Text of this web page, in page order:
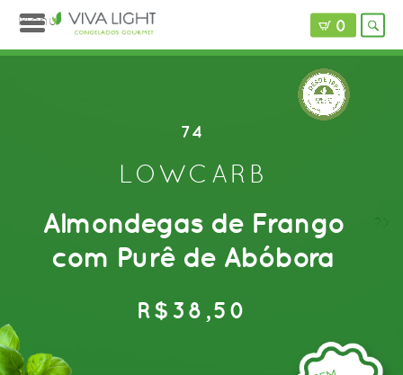
Menu 0
74
LOWCARB
Almondegas de Frango
com Purê de Abóbora
R$38,50
?>